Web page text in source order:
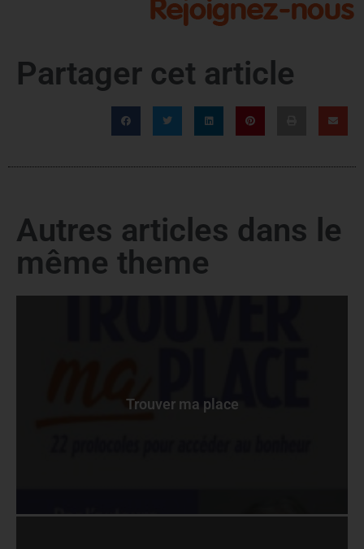
Partager cet article
Autres articles dans le
même theme
Trouver ma place